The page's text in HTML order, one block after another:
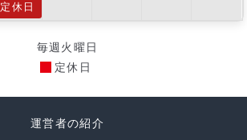
定休日
毎週火曜日
定休日
運営者の紹介